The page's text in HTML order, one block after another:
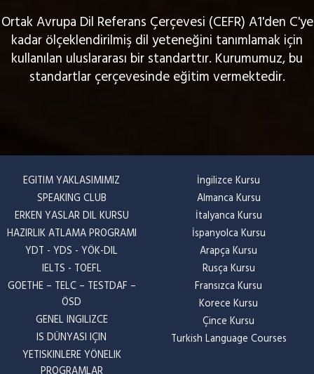
Ortak Avrupa Dil Referans Çerçevesi (CEFR) A1'den C'ye
kadar ölçeklendirilmiş dil yeteneğini tanımlamak için
kullanılan uluslararası bir standarttır. Kurumumuz, bu
standartlar çerçevesinde eğitim vermektedir.
EGITIM YAKLASIMIMIZ
SPEAKING CLUB
ERKEN YASLAR DIL KURSU
HAZIRLIK ATLAMA PROGRAMI
YDT - YDS - YÖK-DIL
IELTS - TOEFL
GOETHE – TELC – TESTDAF –
ÖSD
GENEL INGILIZCE
IS DÜNYASI IÇIN
YETISKINLERE YÖNELIK
İngilizce Kursu
Almanca Kursu
İtalyanca Kursu
İspanyolca Kursu
Arapça Kursu
Rusça Kursu
Fransızca Kursu
Korece Kursu
Çince Kursu
Turkish Language Courses